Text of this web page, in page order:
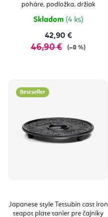
poháre, podložka, držiak
Skladom (4 ks)
42,90 €
46,90 € (–8 %)
Bestseller
Japanese style Tetsubin cast iron
teapot plate tanier pre čajníky